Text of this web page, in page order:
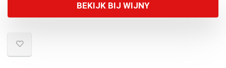
BEKIJK BIJ WIJNY